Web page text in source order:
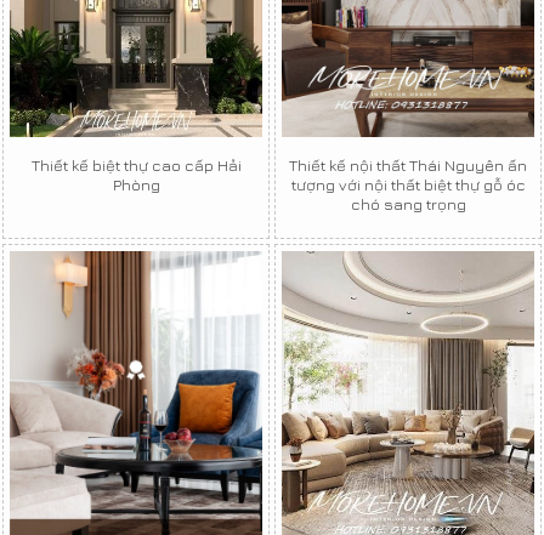
Thiết kế biệt thự cao cấp Hải
Phòng
Thiết kế nội thất Thái Nguyên ấn
tượng với nội thất biệt thự gỗ óc
chó sang trọng